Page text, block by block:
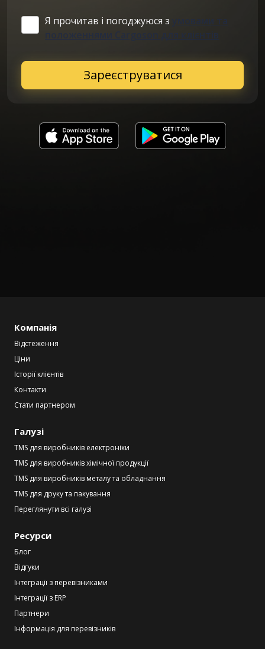
Я прочитав і погоджуюся з
умовами та
положеннями Cargoson для клієнтів
Зареєструватися
Компанія
Відстеження
Ціни
Історії клієнтів
Контакти
Стати партнером
Галузі
TMS для виробників електроніки
TMS для виробників хімічної продукції
TMS для виробників металу та обладнання
TMS для друку та пакування
Переглянути всі галузі
Ресурси
Блог
Відгуки
Інтеграції з перевізниками
Інтеграції з ERP
Партнери
Інформація для перевізників